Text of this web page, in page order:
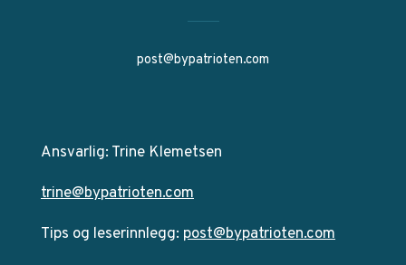
post@bypatrioten.com
Ansvarlig: Trine Klemetsen
trine@bypatrioten.com
Tips og leserinnlegg: post@bypatrioten.com